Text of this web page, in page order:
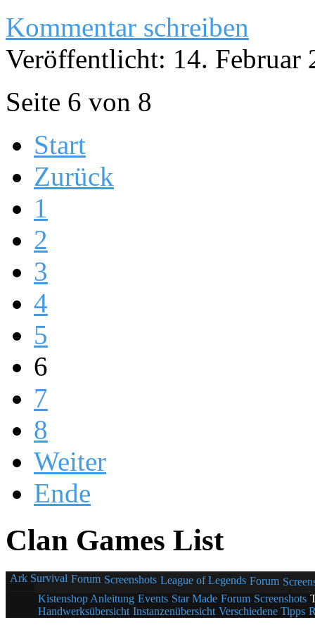
Kommentar schreiben
Veröffentlicht: 14. Februar
Seite 6 von 8
Start
Zurück
1
2
3
4
5
6
7
8
Weiter
Ende
Clan Games List
Ark Survival Forum Screenshots League of Legends Forum
Kistenshop Anleitung Events Star Made Forum Screenshots
Handwerksübersicht Instanzenübersicht Verschiedene Tipps